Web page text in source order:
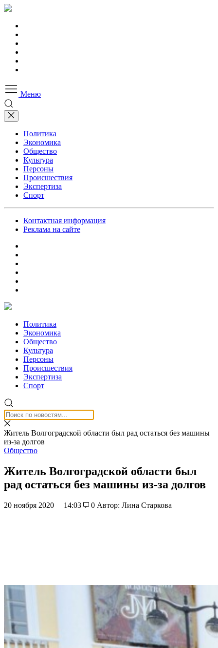
Меню
Политика
Экономика
Общество
Культура
Персоны
Происшествия
Экспертиза
Спорт
Контактная информация
Реклама на сайте
Политика
Экономика
Общество
Культура
Персоны
Происшествия
Экспертиза
Спорт
Житель Волгоградской области был рад остаться без машины
из-за долгов
Общество
Житель Волгоградской области был
рад остаться без машины из-за долгов
20 ноября 2020 14:03 0 Автор: Лина Старкова